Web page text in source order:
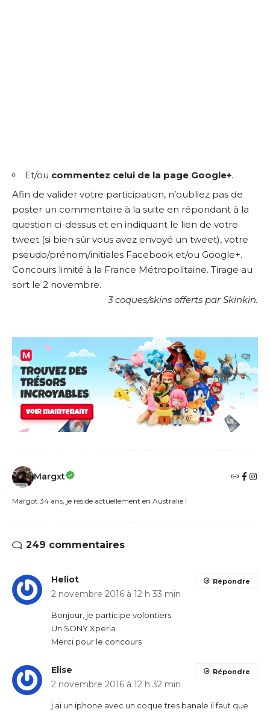
Et/ou commentez celui de la page Google+.
Afin de valider votre participation, n’oubliez pas de
poster un commentaire à la suite en répondant à la
question ci-dessus et en indiquant le lien de votre
tweet (si bien sûr vous avez envoyé un tweet), votre
pseudo/prénom/initiales Facebook et/ou Google+.
Concours limité à la France Métropolitaine. Tirage au
sort le 2 novembre.
3 coques/skins offerts par Skinkin.
Margxt
Margot 34 ans, je réside actuellement en Australie !
249 commentaires
Heliot
2 novembre 2016 à 12 h 33 min
Bonjour, je participe volontiers.
Un SONY Xperia
Merci pour le concours
Répondre
Elise
2 novembre 2016 à 12 h 32 min
j ai un iphone avec un coque tres banale il faut que
Répondre